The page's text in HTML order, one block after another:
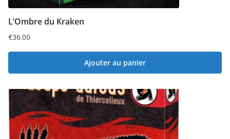
L’Ombre du Kraken
€36.00
Ajouter au panier